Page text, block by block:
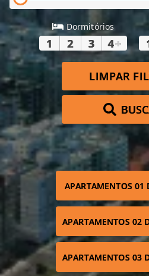
Dormitórios
1 2 3 4+
LIMPAR
APARTAMENTOS 01
APARTAMENTOS 02
APARTAMENTOS 03